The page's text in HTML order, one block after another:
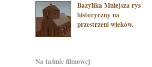
Bazylika Mniejsza rys
historyczny na
przestrzeni wieków.
na taśmie filmowej